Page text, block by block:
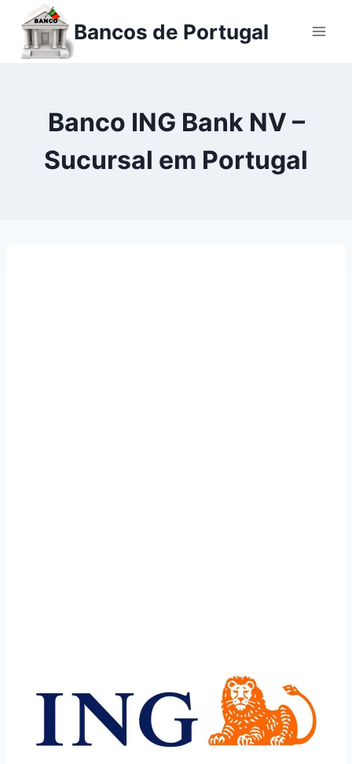
para
Bancos de Portugal
Banco ING Bank NV –
Sucursal em Portugal